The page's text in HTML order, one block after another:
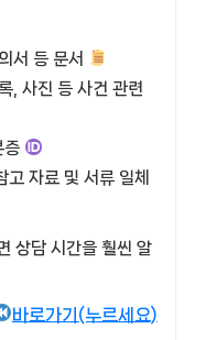
서 등 문서
, 사진 등 사건 관련
증
자료 및 서류 일체
상담 시간을 훨씬 알
바로가기(누르세요)